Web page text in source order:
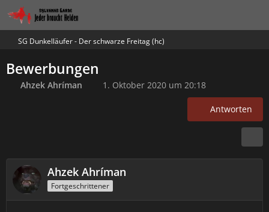
SG Dunkelläufer - Der schwarze Freitag (hc)
Bewerbungen
Ahzek Ahríman 1. Oktober 2020 um 20:18
Antworten
Ahzek Ahríman
Fortgeschrittener